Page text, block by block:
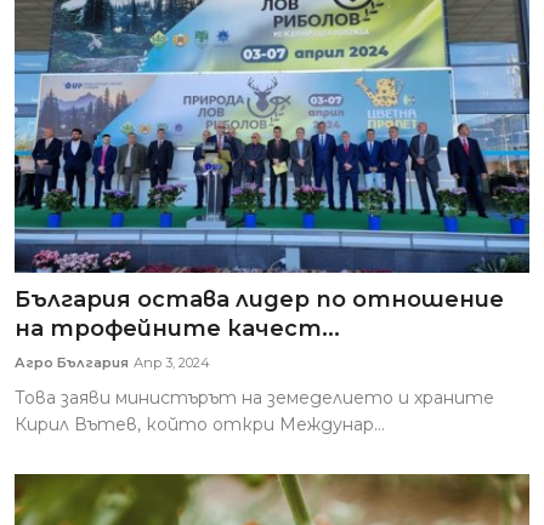
България остава лидер по отношение
на трофейните качест...
Агро България Апр 3, 2024
Това заяви министърът на земеделието и храните
Кирил Вътев, който откри Междунар...